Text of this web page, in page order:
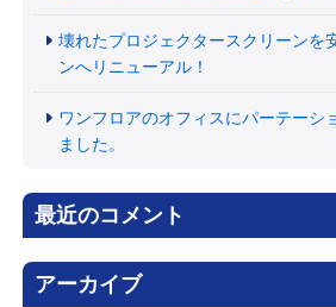
壊れたプロジェクタースクリーンを
ンへリニューアル！
ワンフロアのオフィスにパーテーシ
ました。
最近のコメント
アーカイブ